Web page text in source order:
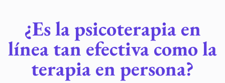
¿Es la psicoterapia en
línea tan efectiva como la
terapia en persona?